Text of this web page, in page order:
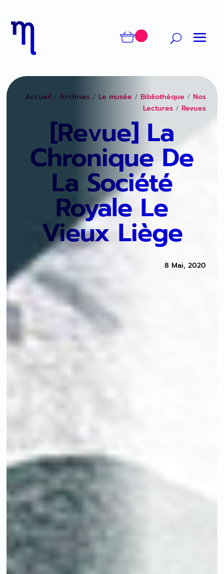
Accueil / Archives / Le musée /Bibliothèque /Nos
Lectures /Revues
[Revue] La
Chronique De
La Société
Royale Le
Vieux Liège
8 Mai, 2020